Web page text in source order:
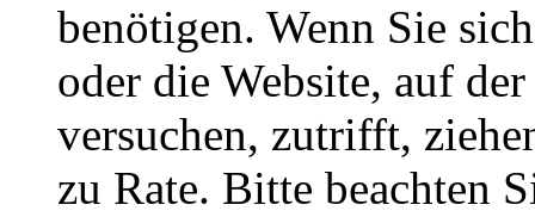
benötigen. Wenn Sie
oder die Website, auf
versuchen, zutrifft,
zu Rate. Bitte beachten